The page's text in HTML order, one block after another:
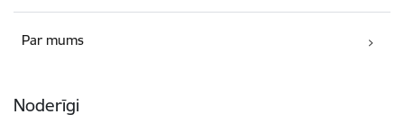
Par mums
Noderīgi